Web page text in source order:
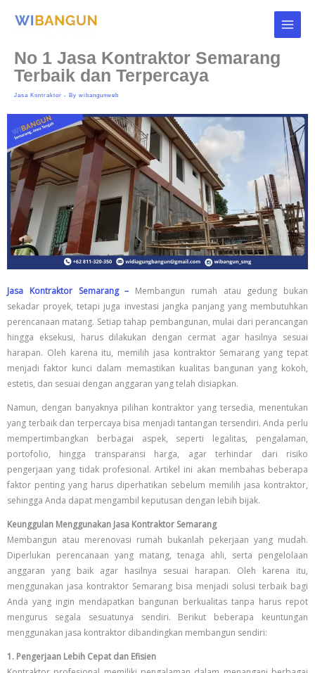
No 1 Jasa Kontraktor Semarang
Terbaik dan Terpercaya
Jasa Kontraktor - By wibangunweb
Jasa Kontraktor Semarang – Membangun rumah atau gedung bukan
sekadar proyek, tetapi juga investasi jangka panjang yang membutuhkan
perencanaan matang. Setiap tahap pembangunan, mulai dari perancangan
hingga eksekusi, harus dilakukan dengan cermat agar hasilnya sesuai
harapan. Oleh karena itu, memilih jasa kontraktor Semarang yang tepat
menjadi faktor kunci dalam memastikan kualitas bangunan yang kokoh,
estetis, dan sesuai dengan anggaran yang telah disiapkan.
Namun, dengan banyaknya pilihan kontraktor yang tersedia, menentukan
yang terbaik dan terpercaya bisa menjadi tantangan tersendiri. Anda perlu
mempertimbangkan berbagai aspek, seperti legalitas, pengalaman,
portofolio, hingga transparansi harga, agar terhindar dari risiko
pengerjaan yang tidak profesional. Artikel ini akan membahas beberapa
faktor penting yang harus diperhatikan sebelum memilih jasa kontraktor,
sehingga Anda dapat mengambil keputusan dengan lebih bijak.
Keunggulan Menggunakan Jasa Kontraktor Semarang
Membangun atau merenovasi rumah bukanlah pekerjaan yang mudah.
Diperlukan perencanaan yang matang, tenaga ahli, serta pengelolaan
anggaran yang baik agar hasilnya sesuai harapan. Oleh karena itu,
menggunakan jasa kontraktor Semarang bisa menjadi solusi terbaik bagi
Anda yang ingin mendapatkan bangunan berkualitas tanpa harus repot
mengurus segala sesuatunya sendiri. Berikut beberapa keuntungan
menggunakan jasa kontraktor dibandingkan membangun sendiri:
1. Pengerjaan Lebih Cepat dan Efisien